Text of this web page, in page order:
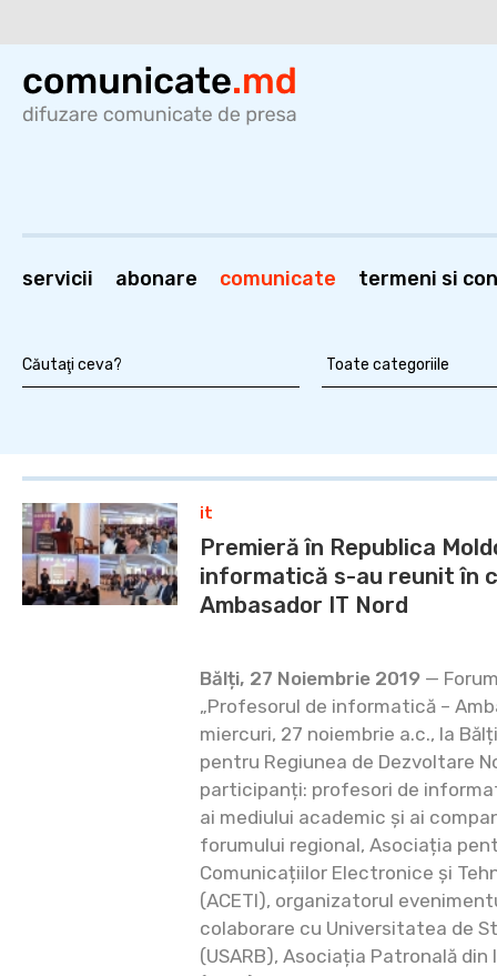
servicii abonare comunicate termeni si
it
Premieră în Republica
informatică s-au reunit în
Ambasador IT Nord
Bălți, 27 Noiembrie 2019 —
„Profesorul de informatică –
miercuri, 27 noiembrie a.c., la
pentru Regiunea de Dezvoltare
participanți: profesori de
ai mediului academic și ai
forumului regional, Asociația
Comunicațiilor Electronice și
(ACETI), organizatorul
colaborare cu Universitatea de
(USARB), Asociația Patronală